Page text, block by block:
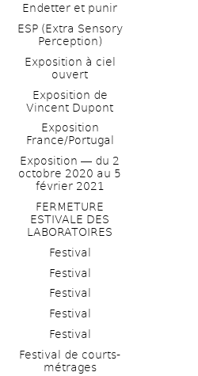
Endetter et punir
ESP (Extra Sensory
Perception)
Exposition à ciel
ouvert
Exposition de
Vincent Dupont
Exposition
France/Portugal
Exposition ― du 2
octobre 2020 au 5
février 2021
FERMETURE
ESTIVALE DES
LABORATOIRES
Festival
Festival
Festival
Festival
Festival
Festival de courts-
métrages